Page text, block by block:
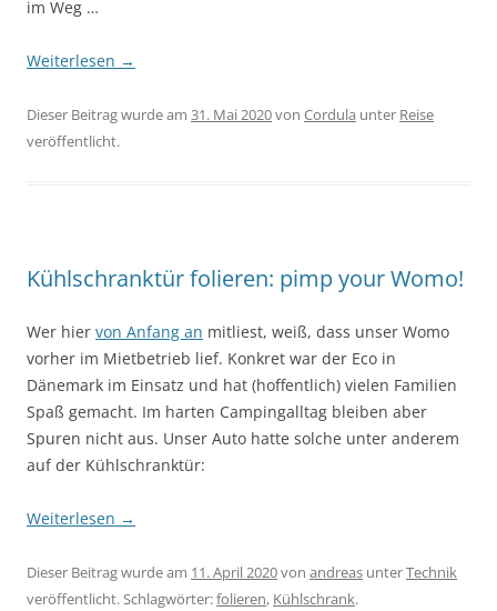
im Weg …
Weiterlesen →
Dieser Beitrag wurde am 31. Mai 2020von Cordula unter Reise
veröffentlicht.
Kühlschranktür folieren: pimp your Womo!
Wer hier von Anfang an mitliest, weiß, dass unser Womo
vorher im Mietbetrieb lief. Konkret war der Eco in
Dänemark im Einsatz und hat (hoffentlich) vielen Familien
Spaß gemacht. Im harten Campingalltag bleiben aber
Spuren nicht aus. Unser Auto hatte solche unter anderem
auf der Kühlschranktür:
Weiterlesen →
Dieser Beitrag wurde am 11. April 2020von andreas unterTechnik
veröffentlicht. Schlagwörter:folieren, Kühlschrank.